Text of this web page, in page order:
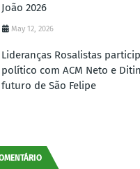
João 2026
May 12, 2026
Lideranças Rosalistas
político com ACM Neto e
futuro de São Felipe